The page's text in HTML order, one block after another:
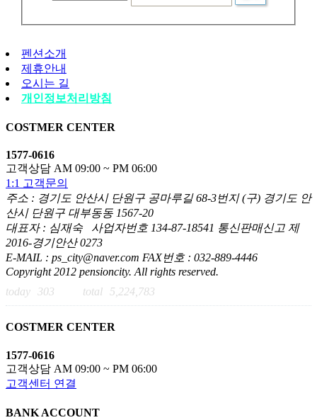
펜션소개
제휴안내
오시는 길
개인정보처리방침
COSTMER CENTER
1577-0616
고객상담 AM 09:00 ~ PM 06:00
1:1 고객문의
주소 : 경기도 안산시 단원구 공마루길 68-3번지 (구) 경기도 안
산시 단원구 대부동동 1567-20
대표자 : 심재숙 사업자번호 134-87-18541 통신판매신고 제
2016-경기안산 0273
E-MAIL : ps_city@naver.com FAX번호 : 032-889-4446
Copyright 2012 pensioncity. All rights reserved.
today 303 total 5,224,783
COSTMER CENTER
1577-0616
고객상담 AM 09:00 ~ PM 06:00
고객센터 연결
BANK ACCOUNT